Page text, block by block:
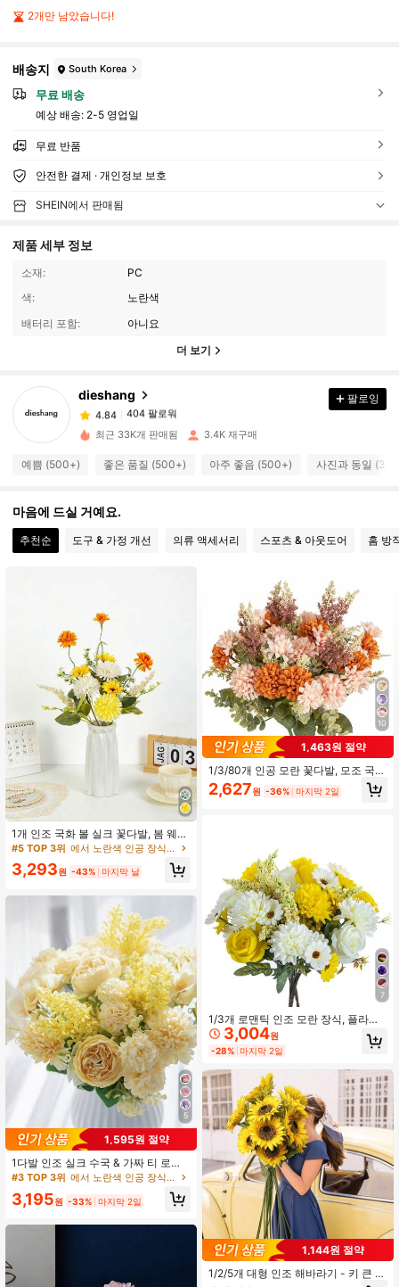
2개만 남았습니다!
배송지 South Korea
무료 배송
예상 배송: 2-5 영업일
무료 반품
안전한 결제 · 개인정보 보호
SHEIN에서 판매됨
제품 세부 정보
소재:
PC
색:
노란색
배터리 포함:
아니요
더 보기
dieshang
404 팔로워
4.84 404 팔로워
4.84 404 팔로워
4.84
4.84 404 팔로워
4.84 404 팔로워
404 팔로워
팔로잉
최근 33K개 판매됨 3.4K 재구매
예쁨 (500+) 좋은 품질 (500+) 아주 좋음 (500+) 사진과 동일
마음에 드실 거예요.
추천순 도구 & 가정 개선 의류 액세서리 스포츠 & 아웃도어 홈 방
1개 인조 국화 볼 실크 꽃다발, 봄 웨
딩, 화병, 가정, 레스토랑, 침실 장식,
파티 액세서리, 야외 정원 장식용 조화
#5 TOP 3위 에서 노란색 인공 장식&인공 장식
3,293원 -43% 마지막 날
5
1,595원 절약
1다발 인조 실크 수국 & 가짜 티 로즈,
봄/가을 웨딩 화병에 적합, 가정, 레스
아버지날, 휴일 생일 파티 용품, 야외
#3 TOP 3위 에서 노란색 인공 장식&인공 장식
3,195원 -33% 마지막 2일
10
1,463원 절약
1/3/80개 인공 모란 꽃다발, 모조 국
화, 가을 장식, 웨딩 꽃병, 가정 식당 침
실 장식, 휴일 생일 파티 용품, 야외 정
2,627원 -36% 마지막 2일
7
1/3개 로맨틱 인조 모란 장식, 플라스
틱 수국, 실크 장미, 데이지 조화 및 잎,
웨딩, 방, 가정, 호텔, 파티, 이벤트, 새
해 선물에 적합, 발렌타인데이, 웨딩,
가정, 침실, 거실, 탁상 장식, 신부 부
케, 야외 정원에 적합한 핸드헬드 부케
3,004원
-28% 마지막 2일
1,144원 절약
1/2/5개 대형 인조 해바라기 - 키 큰 사